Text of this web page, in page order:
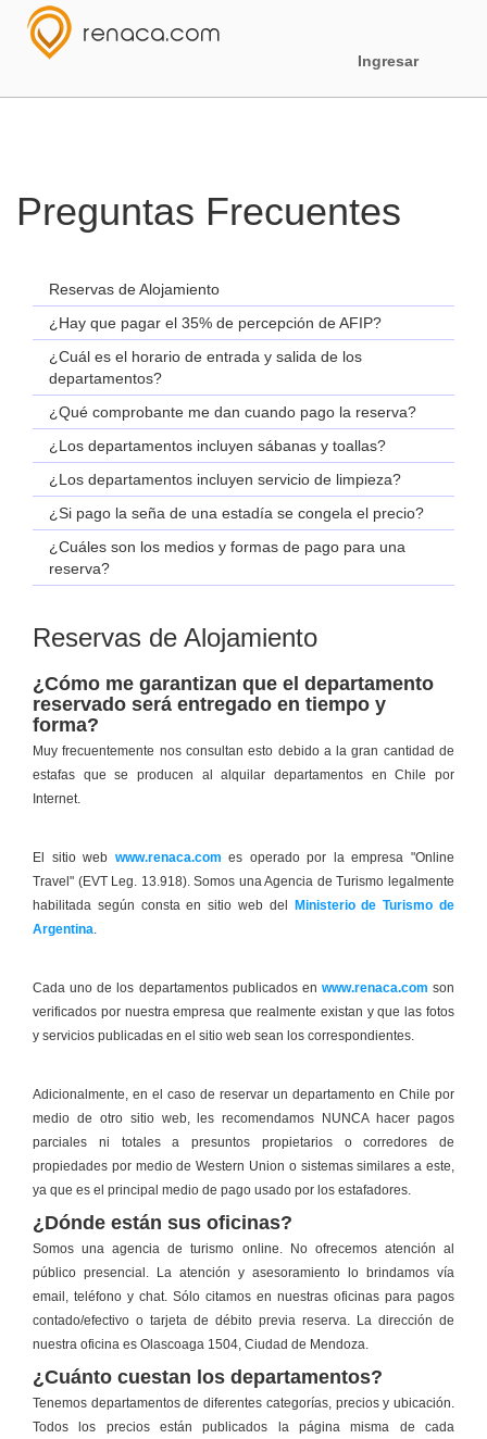
Ingresar
Preguntas Frecuentes
Reservas de Alojamiento
¿Hay que pagar el 35% de percepción de AFIP?
¿Cuál es el horario de entrada y salida de los
departamentos?
¿Qué comprobante me dan cuando pago la reserva?
¿Los departamentos incluyen sábanas y toallas?
¿Los departamentos incluyen servicio de limpieza?
¿Si pago la seña de una estadía se congela el precio?
¿Cuáles son los medios y formas de pago para una
reserva?
Reservas de Alojamiento
¿Cómo me garantizan que el departamento
reservado será entregado en tiempo y
forma?
Muy frecuentemente nos consultan esto debido a la gran cantidad de
estafas que se producen al alquilar departamentos en Chile por
Internet.
El sitio web www.renaca.com es operado por la empresa "Online
Travel" (EVT Leg. 13.918). Somos una Agencia de Turismo legalmente
habilitada según consta en sitio web del
Ministerio de Turismo de
Argentina.
Cada uno de los departamentos publicados en www.renaca.com son
verificados por nuestra empresa que realmente existan y que las fotos
y servicios publicadas en el sitio web sean los correspondientes.
Adicionalmente, en el caso de reservar un departamento en Chile por
medio de otro sitio web, les recomendamos NUNCA hacer pagos
parciales ni totales a presuntos propietarios o corredores de
propiedades por medio de Western Union o sistemas similares a este,
ya que es el principal medio de pago usado por los estafadores.
¿Dónde están sus oficinas?
Somos una agencia de turismo online. No ofrecemos atención al
público presencial. La atención y asesoramiento lo brindamos vía
email, teléfono y chat. Sólo citamos en nuestras oficinas para pagos
contado/efectivo o tarjeta de débito previa reserva. La dirección de
nuestra oficina es Olascoaga 1504, Ciudad de Mendoza.
¿Cuánto cuestan los departamentos?
Tenemos departamentos de diferentes categorías, precios y ubicación.
Todos los precios están publicados la página misma de cada